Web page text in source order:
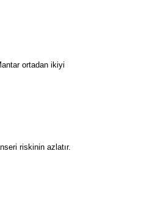
ortadan ikiyi
riskinin azlatır.